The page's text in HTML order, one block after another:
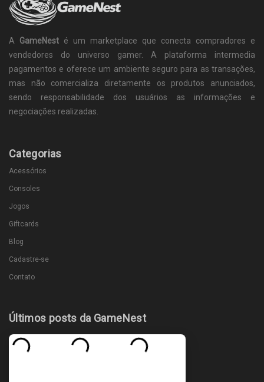
A GameNest é um marketplace que conecta compradores e
vendedores do universo gamer. A plataforma intermedia
pagamentos e oferece um ambiente seguro para as transações,
mas não comercializa diretamente os produtos anunciados,
sendo responsabilidade dos usuários as informações e
negociações realizadas.
Categorias
Acessórios
Consoles
Jogos
Giftcards
Blog
Cadastre-se
Contato
Últimos posts da GameNest